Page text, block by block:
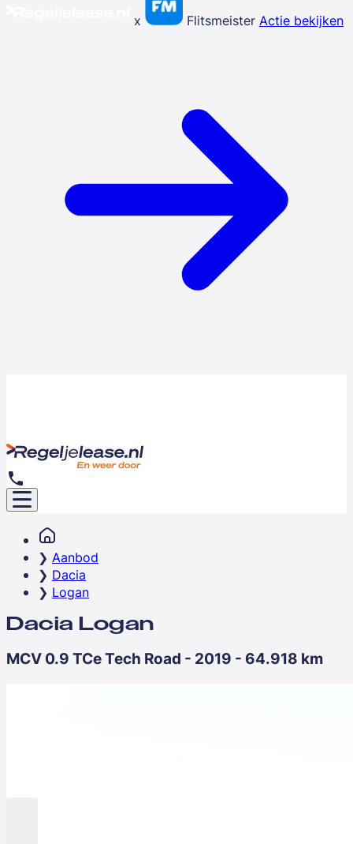
x Flitsmeister Actie bekijken
Aanbod
Dacia
Logan
Dacia Logan
MCV 0.9 TCe Tech Road - 2019 - 64.918 km